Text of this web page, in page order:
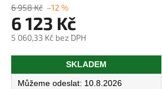
6 958 Kč –12 %
6 123 Kč
5 060,33 Kč bez DPH
Měrná
SKLADEM
10.8.2026